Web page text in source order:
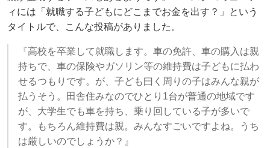
ィには「就職する子どもにどこまでお金を出す？」という
タイトルで、こんな投稿がありました。
『高校を卒業して就職します。車の免許、車の購入は親
持ちで、車の保険やガソリン等の維持費は子どもに払わ
せるつもりです。が、子ども曰く周りの子はみんな親が
払うそう。田舎住みなのでひとり1台が普通の地域です
が、大学生でも車を持ち、乗り回している子が多いで
す。もちろん維持費は親。みんなすごいですよね。うち
は厳しいのでしょうか？』